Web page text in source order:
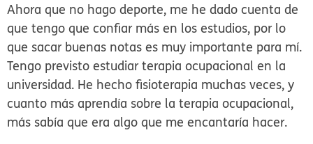
Ahora que no hago deporte, me he dado cuenta de
que tengo que confiar más en los estudios, por lo
que sacar buenas notas es muy importante para mí.
Tengo previsto estudiar terapia ocupacional en la
universidad. He hecho fisioterapia muchas veces, y
cuanto más aprendía sobre la terapia ocupacional,
más sabía que era algo que me encantaría hacer.